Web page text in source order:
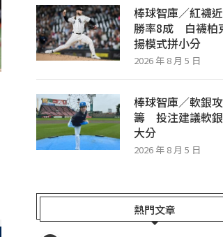
中職人氣啦啦隊齊跳〈肌勵應...
2026 年 8 月 5 日
棒球智庫／紅襪
勝率8成 白襪柏
揚模式拼小分
2026 年 8 月 5 日
棒球智庫／軟銀
籌 投注建議軟
大分
2026 年 8 月 5 日
熱門文章